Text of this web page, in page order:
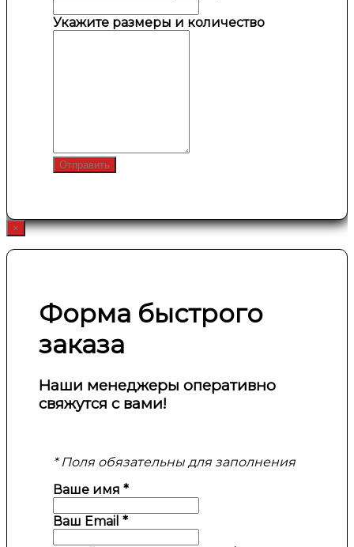
Укажите размеры и количество
Отправить
×
Форма быстрого
заказа
Наши менеджеры оперативно
свяжутся с вами!
* Поля обязательны для заполнения
Ваше имя *
Ваш Email *